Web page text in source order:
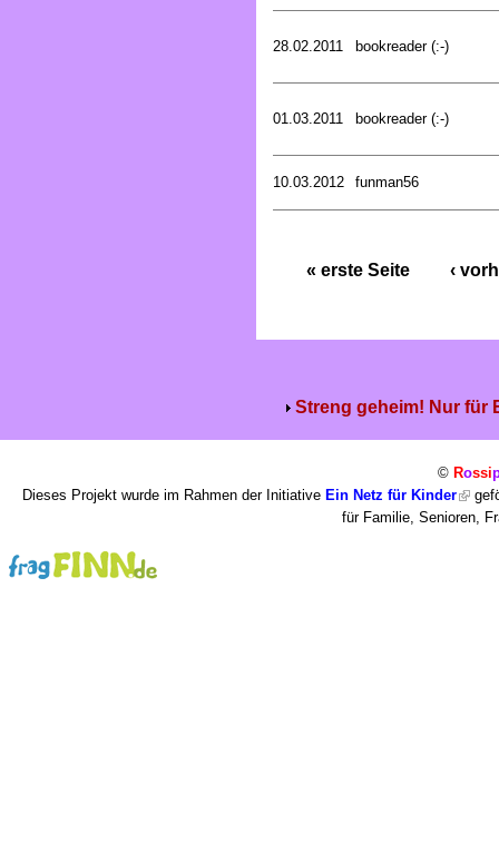
28.02.2011 bookreader (:-)
01.03.2011 bookreader (:-)
10.03.2012 funman56
« erste Seite ‹
Streng geheim! Nur für
© Rossi
Dieses Projekt wurde im Rahmen der Initiative Ein Netz für Kinder
für Familie, Senioren,